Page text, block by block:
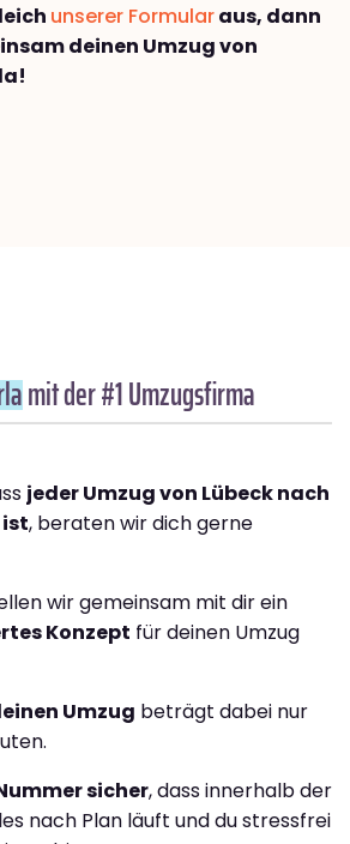
unserer Formularaus, dann
deinen Umzug von
mit der #1 Umzugsfirma
jeder Umzug von Lübeck nach
, beraten wir dich gerne
wir gemeinsam mit dir ein
Konzept für deinen Umzug
Umzug beträgt dabei nur
sicher, dass innerhalb der
nach Plan läuft und du stressfrei